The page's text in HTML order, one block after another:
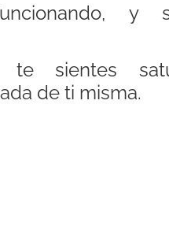
y
sientes
de ti misma.